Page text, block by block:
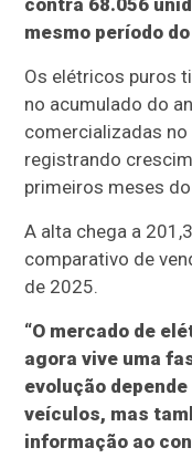
contra 68.056
mesmo período
Os elétricos puros
no acumulado do
comercializadas
registrando
primeiros meses
A alta chega a
comparativo de
de 2025.
“O mercado de
agora vive uma
evolução
veículos, mas
informação ao